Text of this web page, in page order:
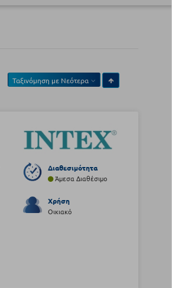
Ταξινόμηση με Νεότερα
Διαθεσιμότητα
Άμεσα Διαθέσιμο
Χρήση
Οικιακό